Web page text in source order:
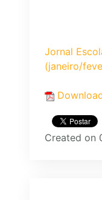
Jornal
(janeiro/
Created on